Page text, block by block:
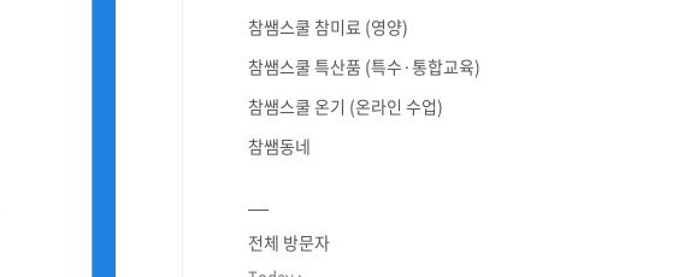
참쌤스쿨 참미료 (영양)
참쌤스쿨 특산품 (특수·통합교육)
참쌤스쿨 온기 (온라인 수업)
참쌤동네
전체 방문자